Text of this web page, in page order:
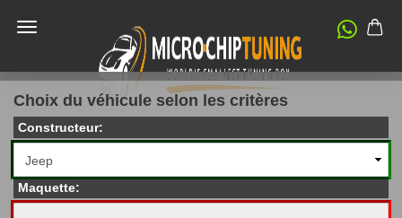
Choix du véhicule selon les critères
Constructeur:
Maquette: